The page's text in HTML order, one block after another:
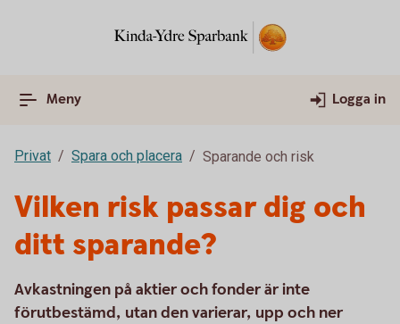
Meny Logga in
Privat Spara och placera Sparande och risk
Vilken risk passar dig och
ditt sparande?
Avkastningen på aktier och fonder är inte
förutbestämd, utan den varierar, upp och ner